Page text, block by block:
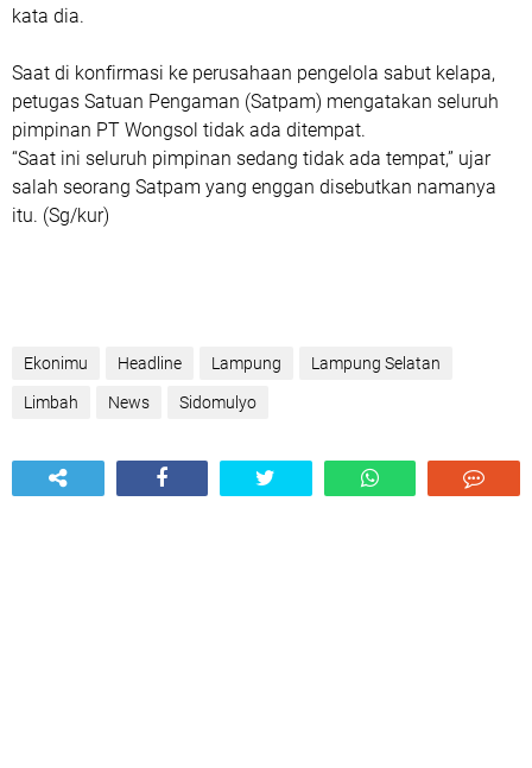
kata dia.
Saat di konfirmasi ke perusahaan pengelola sabut kelapa,
petugas Satuan Pengaman (Satpam) mengatakan seluruh
pimpinan PT Wongsol tidak ada ditempat.
“Saat ini seluruh pimpinan sedang tidak ada tempat,” ujar
salah seorang Satpam yang enggan disebutkan namanya
itu. (Sg/kur)
Ekonimu Headline Lampung Lampung Selatan
Limbah News Sidomulyo